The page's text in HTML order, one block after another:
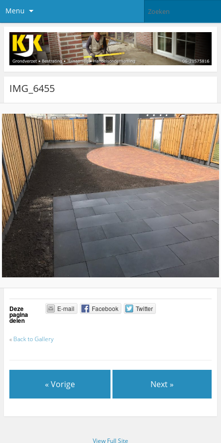
Menu
IMG_6455
Deze
pagina
delen
E-mail Facebook Twitter
« Back to Gallery
« Vorige Next »
View Full Site